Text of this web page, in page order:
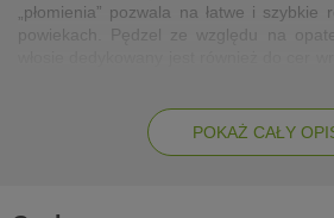
„płomienia” pozwala na łatwe i
powiekach. Pędzel ze względu na
POKAŻ CAŁY